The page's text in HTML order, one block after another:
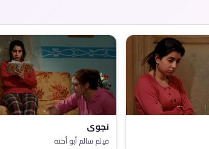
نجوى
فيلم سالم أبو أخته